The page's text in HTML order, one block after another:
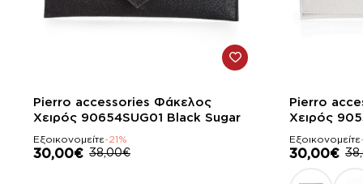
-21%
Pierro accessories Φάκελος
Χειρός 90654SUG01 Black Sugar
Εξοικονομείτε-21%
30,00€ 38,00€
-21%
Pierro
Χειρός
Εξοικονομείτε
30,00€